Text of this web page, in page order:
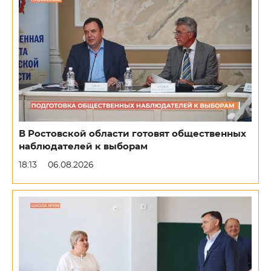
В Ростовской области готовят общественных
наблюдателей к выборам
18:13 06.08.2026